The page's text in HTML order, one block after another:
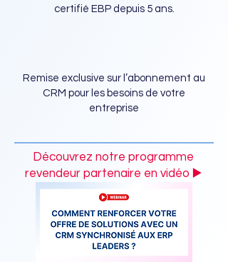
certifié EBP depuis 5 ans.
Remise exclusive sur l’abonnement au
CRM pour les besoins de votre
entreprise
Découvrez notre programme
revendeur partenaire en vidéo ▶️